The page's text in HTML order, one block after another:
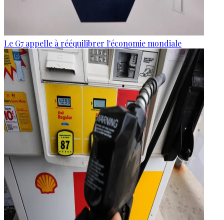
Le G7 appelle à rééquilibrer l'économie mondiale